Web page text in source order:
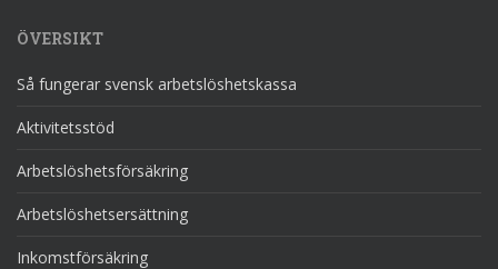
ÖVERSIKT
Så fungerar svensk arbetslöshetskassa
Aktivitetsstöd
Arbetslöshetsförsäkring
Arbetslöshetsersättning
Inkomstförsäkring